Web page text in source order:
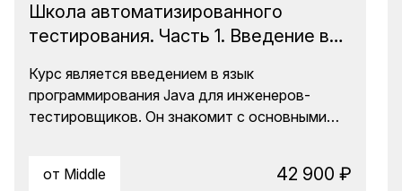
Школа автоматизированного
тестирования. Часть 1. Введение в
Курс является введением в язык
программирования Java для инженеров-
тестировщиков. Он знакомит с основными
при проведении автоматизированного или
от Middle 42 900 ₽